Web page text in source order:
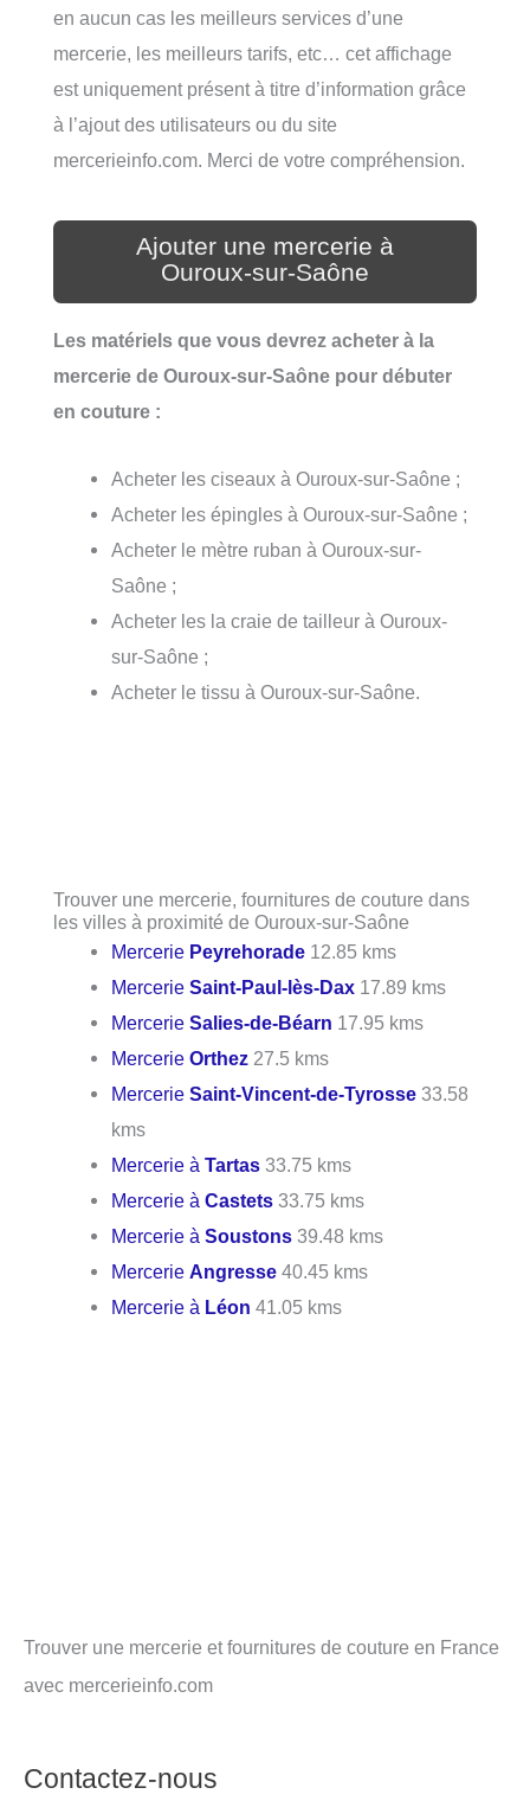
en aucun cas les meilleurs services d’une
mercerie, les meilleurs tarifs, etc… cet affichage
est uniquement présent à titre d’information grâce
à l’ajout des utilisateurs ou du site
mercerieinfo.com. Merci de votre compréhension.
Ajouter une mercerie à
Ouroux-sur-Saône
Les matériels que vous devrez acheter à la
mercerie de Ouroux-sur-Saône pour débuter
en couture :
Acheter les ciseaux à Ouroux-sur-Saône ;
Acheter les épingles à Ouroux-sur-Saône ;
Acheter le mètre ruban à Ouroux-sur-
Saône ;
Acheter les la craie de tailleur à Ouroux-
sur-Saône ;
Acheter le tissu à Ouroux-sur-Saône.
Trouver une mercerie, fournitures de couture dans
les villes à proximité de Ouroux-sur-Saône
Mercerie Peyrehorade 12.85 kms
MercerieSaint-Paul-lès-Dax 17.89 kms
MercerieSalies-de-Béarn 17.95 kms
MercerieOrthez 27.5 kms
MercerieSaint-Vincent-de-Tyrosse 33.58
kms
Mercerie àTartas 33.75 kms
Mercerie àCastets 33.75 kms
Mercerie àSoustons 39.48 kms
Mercerie Angresse 40.45 kms
Mercerie à Léon 41.05 kms
Trouver une mercerie et fournitures de couture en France
avec mercerieinfo.com
Contactez-nous